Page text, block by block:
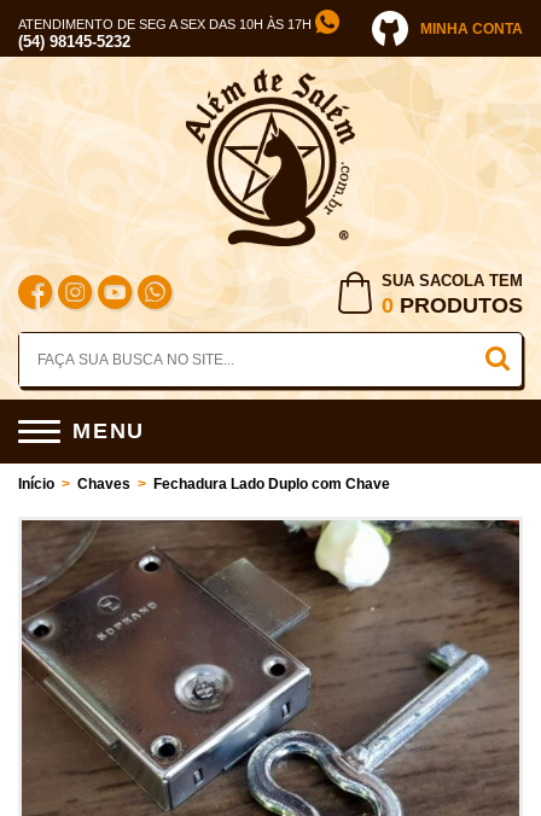
ATENDIMENTO DE SEG A SEX DAS 10H ÀS 17H
(54) 98145-5232
MINHA CONTA
SUA SACOLA TEM
0 PRODUTOS
MENU
Início > Chaves > Fechadura Lado Duplo com Chave